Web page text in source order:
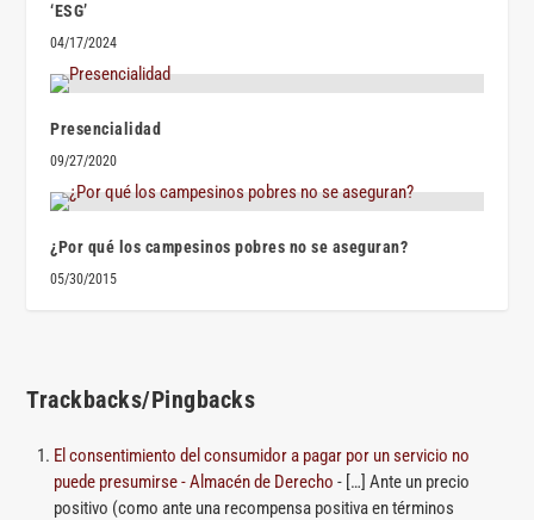
‘ESG’
04/17/2024
Presencialidad
09/27/2020
¿Por qué los campesinos pobres no se aseguran?
05/30/2015
Trackbacks/Pingbacks
El consentimiento del consumidor a pagar por un servicio no
puede presumirse - Almacén de Derecho - […] Ante un precio
positivo (como ante una recompensa positiva en términos